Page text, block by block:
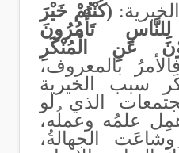
(كُنْتُمْ خَيْرَ
تَأْمُرُونَ
عَنِ الْمُنْكَرِ
بالمعروف،
سبب الخيرية
الذي لو
علمُه وعملُه،
الجهالةُ،